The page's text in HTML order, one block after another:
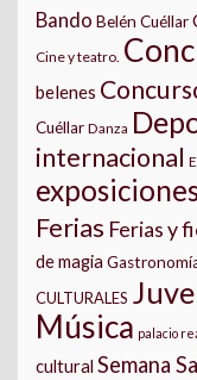
Bando Belén Cuéllar
Cine y teatro.
belenes
Cuéllar Danza
internacional
Ferias Ferias y
de magia
CULTURALES
Música palacio
cultural Semana